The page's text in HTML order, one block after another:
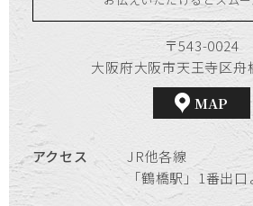
〒543-0024
大阪府大阪市天王寺区舟
MAP
アクセス
JR他各線
「鶴橋駅」1番出